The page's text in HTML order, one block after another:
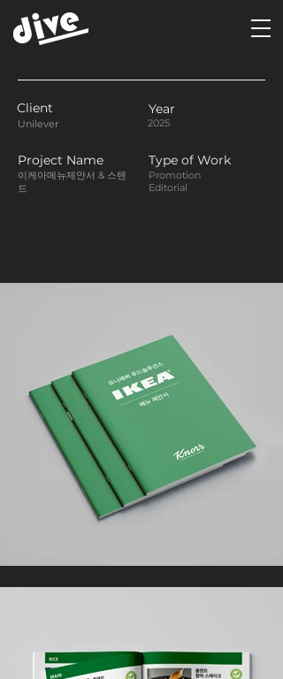
Client
Unilever
Year
2025
Project Name
이케아메뉴제안서 & 스텐
드
Type of Work
Promotion
Editorial